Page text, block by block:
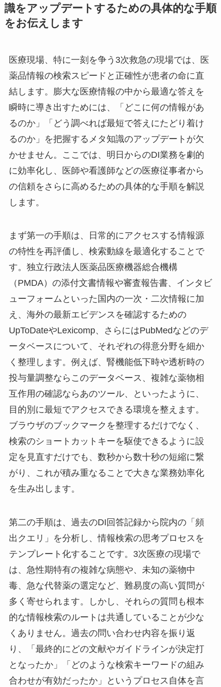
識をアップデートするための具体的な手順
をお伝えします
医療現場、特に一刻を争う3次救急の現場では、医
薬品情報の検索スピードと正確性が患者の命に直
結します。膨大な医療情報の中から最適な答えを
瞬時に導き出すためには、「どこに何の情報があ
るのか」「どう調べれば最短で答えにたどり着け
るのか」を把握するメタ知識のアップデートが欠
かせません。ここでは、明日からのDI業務を劇的
に効率化し、医師や看護師などの医療従事者から
の信頼をさらに高めるための具体的な手順を解説
します。
まず第一の手順は、日常的にアクセスする情報源
の特性を再評価し、検索動線を最適化することで
す。独立行政法人医薬品医療機器総合機構
（PMDA）の添付文書情報や審査報告書、インタビ
ューフォームといった国内の一次・二次情報に加
え、海外の最新エビデンスを確認するための
UpToDateやLexicomp、さらにはPubMedなどのデ
ータベースについて、それぞれの得意分野を細か
く整理します。例えば、腎機能低下時や透析時の
投与量調整ならこのデータベース、複雑な薬物相
互作用の確認ならあのツール、といったように、
目的別に最短でアクセスできる環境を整えます。
ブラウザのブックマークを整理するだけでなく、
検索のショートカットキーを駆使できるように設
定を見直すだけでも、数秒から数十秒の短縮に繋
がり、これが積み重なることで大きな業務効率化
を生み出します。
第二の手順は、過去のDI回答記録から院内の「頻
出クエリ」を分析し、情報検索の思考プロセスを
テンプレート化することです。3次医療の現場で
は、急性期特有の複雑な病態や、未知の薬物中
毒、急な代替薬の選定など、難易度の高い質問が
多く寄せられます。しかし、それらの質問も根本
的な情報検索のルートは共通していることが少な
くありません。過去の問い合わせ内容を振り返
り、「最終的にどの文献やガイドラインが決定打
となったか」「どのような検索キーワードの組み
合わせが有効だったか」というプロセス自体を言